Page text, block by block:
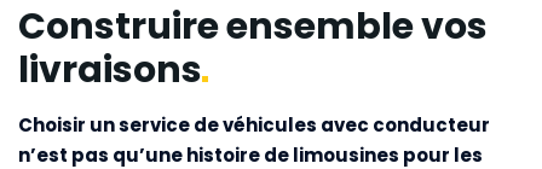
Construire ensemble vos
livraisons
Choisir un service de véhicules avec conducteur
n’est pas qu’une histoire de limousines pour les